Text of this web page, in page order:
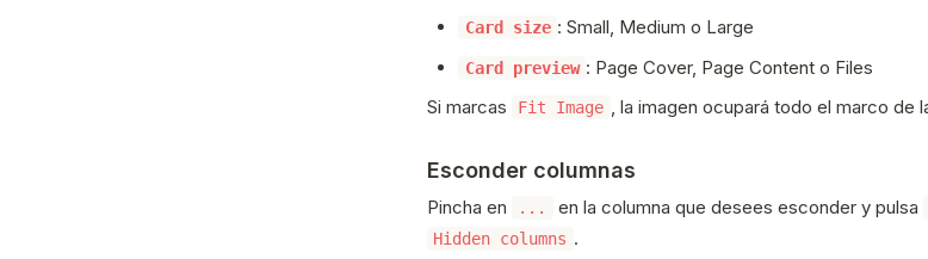
Card size : Small, Medium o Large
Card preview : Page Cover, Page Content o Files
Si marcas
Fit Image , la imagen ocupará todo el marco de
Esconder columnas
Pincha en ... en la columna que desees esconder y pulsa
Hidden columns .